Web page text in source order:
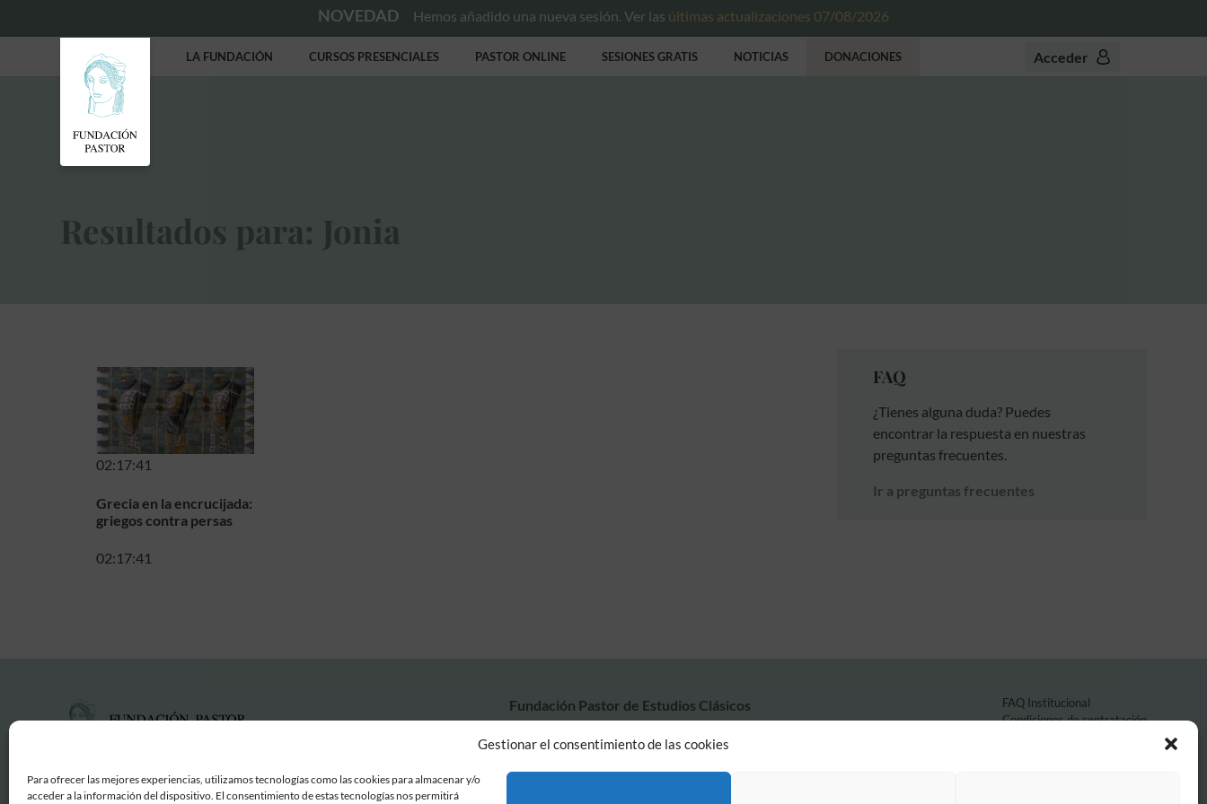
Gestionar el consentimiento de las cookies
Para ofrecer las mejores experiencias, utilizamos tecnologías como las cookies para almacenar y/o
acceder a la información del dispositivo. El consentimiento de estas tecnologías nos permitirá
NOVEDAD Hemos añadido una nueva sesión. Ver las últimas actualizaciones 07/08/2026
LA FUNDACIÓN CURSOS PRESENCIALES PASTOR ONLINE SESIONES GRATIS NOTICIAS DONACIONES Acceder
Resultados para: Jonia
02:17:41
Grecia en la encrucijada:
griegos contra persas
02:17:41
FAQ
¿Tienes alguna duda? Puedes
encontrar la respuesta en nuestras
preguntas frecuentes.
Ir a preguntas frecuentes
Fundación Pastor de Estudios Clásicos
Calle Serrano, 107. Madrid, 28006.
915617236
2026 Todos los derechos reservados © Fundación Pastor. Sitio web desarrollado por
FAQ Institucional
Condiciones de contratación